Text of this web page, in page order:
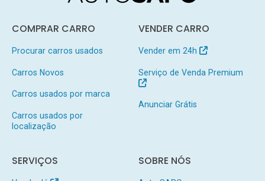
COMPRAR CARRO
Procurar carros usados
Carros Novos
Carros usados por marca
Carros usados por
localização
VENDER CARRO
Vender em 24h
Serviço de Venda Premium
Anunciar Grátis
SERVIÇOS SOBRE NÓS